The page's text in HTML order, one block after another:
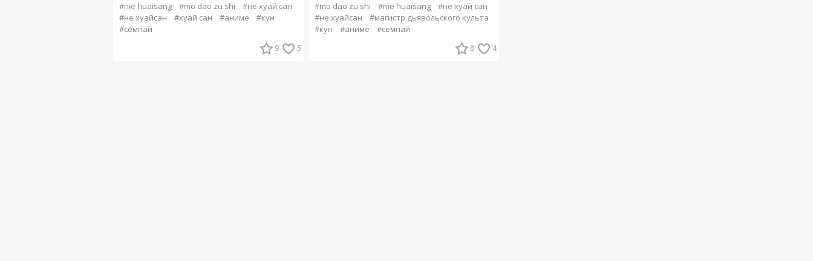
#nie huaisang #mo dao zu shi
#не хуай сан
#не хуайсан
#хуай сан #аниме
#кун
#семпай
9 5
#mo dao zu shi #nie huaisang
#не хуай сан
#не хуайсан
#магистр дьявольского культа
#кун
#аниме #семпай
8 4